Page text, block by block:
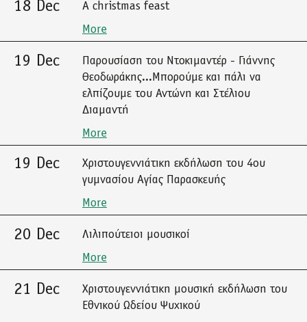
18 Dec
A christmas feast
More
19 Dec
Παρουσίαση του Ντοκιμαντέρ - Γιάννης
Θεοδωράκης...Μπορούμε και πάλι να
ελπίζουμε του Αντώνη και Στέλιου
Διαμαντή
More
19 Dec
Χριστουγεννιάτικη εκδήλωση του 4ου
γυμνασίου Αγίας Παρασκευής
More
20 Dec
Λιλιπούτειοι μουσικοί
More
21 Dec
Χριστουγεννιάτικη μουσική εκδήλωση του
Εθνικού Ωδείου Ψυχικού